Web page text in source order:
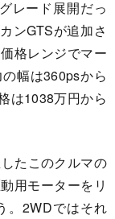
レード展開だっ
ンGTSが追加さ
格レンジでマー
幅は360psから
は1038万円から
たこのクルマの
用モーターをリ
。2WDではそれ